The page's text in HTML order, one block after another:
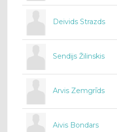
Deivids Strazds
Sendijs Žilinskis
Arvis Zemgrīds
Aivis Bondars